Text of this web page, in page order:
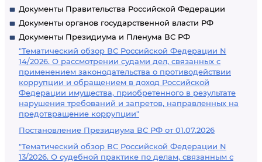
Документы Правительства Российской Федерации
Документы органов государственной власти РФ
Документы Президиума и Пленума ВС РФ
"Тематический обзор ВС Российской Федерации N
14/2026. О рассмотрении судами дел, связанных с
применением законодательства о противодействии
коррупции и обращением в доход Российской
Федерации имущества, приобретенного в результате
нарушения требований и запретов, направленных на
предотвращение коррупции"
Постановление Президиума ВС РФ от 01.07.2026
"Тематический обзор ВС Российской Федерации N
13/2026. О судебной практике по делам, связанным с